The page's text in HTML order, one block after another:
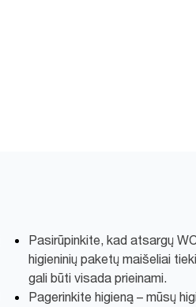
Pasirūpinkite, kad atsargų
higieninių paketų maišeliai
gali būti visada prieinami.
Pagerinkite higieną – mūsų